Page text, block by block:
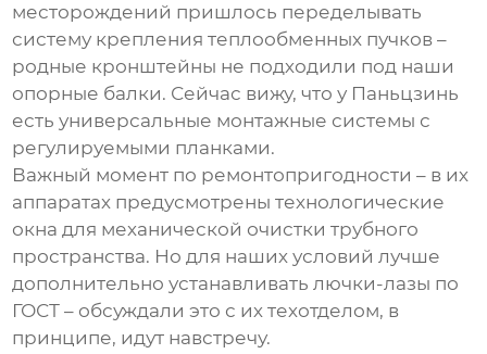
месторождений пришлось переделывать
систему крепления теплообменных пучков –
родные кронштейны не подходили под наши
опорные балки. Сейчас вижу, что у Паньцзинь
есть универсальные монтажные системы с
регулируемыми планками.
Важный момент по ремонтопригодности – в их
аппаратах предусмотрены технологические
окна для механической очистки трубного
пространства. Но для наших условий лучше
дополнительно устанавливать лючки-лазы по
ГОСТ – обсуждали это с их техотделом, в
принципе, идут навстречу.